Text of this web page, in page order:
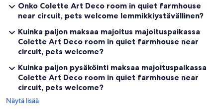
Onko Colette Art Deco room in quiet farmhouse
near circuit, pets welcome lemmikkiystävällinen?
Kuinka paljon maksaa majoitus majoituspaikassa
Colette Art Deco room in quiet farmhouse near
circuit, pets welcome?
Kuinka paljon pysäköinti maksaa majoituspaikassa
Colette Art Deco room in quiet farmhouse near
circuit, pets welcome?
Näytä lisää